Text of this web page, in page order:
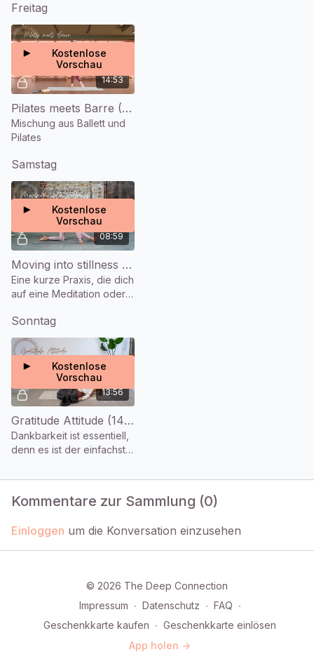
Freitag
14:53
Kostenlose
Vorschau
Pilates meets Barre (14 Min.)
Mischung aus Ballett und
Pilates
Samstag
08:59
Kostenlose
Vorschau
Moving into stillness (9 Min.)
Eine kurze Praxis, die dich
auf eine Meditation oder
vorbereitet.
Sonntag
13:56
Kostenlose
Vorschau
Gratitude Attitude (14 Min.)
Dankbarkeit ist essentiell,
denn es ist der einfachste
glücklich zu sein.
Kommentare zur Sammlung (0)
Einloggen um die Konversation einzusehen
© 2026 The Deep Connection
Impressum ∙ Datenschutz ∙ FAQ ∙
Geschenkkarte kaufen ∙ Geschenkkarte einlösen
App holen ->